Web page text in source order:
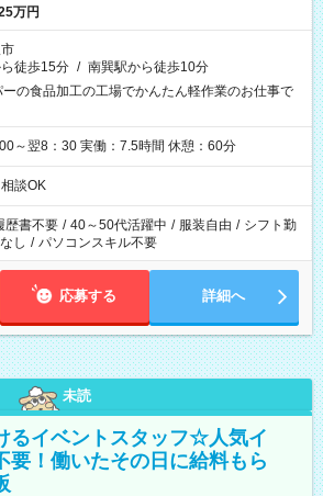
万円
徒歩15分 / 南巽駅から徒歩10分
ーの食品加工の工場でかんたん軽作業のお仕事で
00～翌8：30 実働：7.5時間 休憩：60分
談OK
歴書不要 / 40～50代活躍中 / 服装自由 / シフト勤
し / パソコンスキル不要
応募する 詳細へ
未読
るイベントスタッフ☆人気イ
要！働いたその日に給料もら